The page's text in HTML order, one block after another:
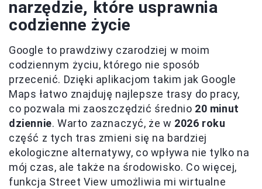
narzędzie, które usprawnia
codzienne życie
Google to prawdziwy czarodziej w moim
codziennym życiu, którego nie sposób
przecenić. Dzięki aplikacjom takim jak Google
Maps łatwo znajduję najlepsze trasy do pracy,
co pozwala mi zaoszczędzić średnio 20 minut
dziennie. Warto zaznaczyć, że w 2026 roku
część z tych tras zmieni się na bardziej
ekologiczne alternatywy, co wpływa nie tylko na
mój czas, ale także na środowisko. Co więcej,
funkcja Street View umożliwia mi wirtualne